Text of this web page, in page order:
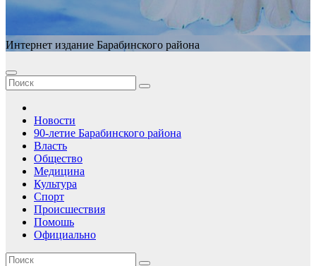
Интернет издание Барабинского района
Новости
90-летие Барабинского района
Власть
Общество
Медицина
Культура
Спорт
Происшествия
Помошь
Официально